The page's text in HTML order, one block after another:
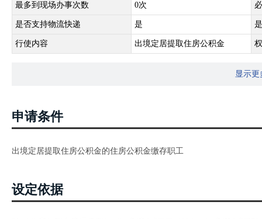
最多到现场办事次数 0次
是否支持物流快递 是
行使内容 出境定居提取住房公积金
显示更
申请条件
出境定居提取住房公积金的住房公积金缴存职工
设定依据